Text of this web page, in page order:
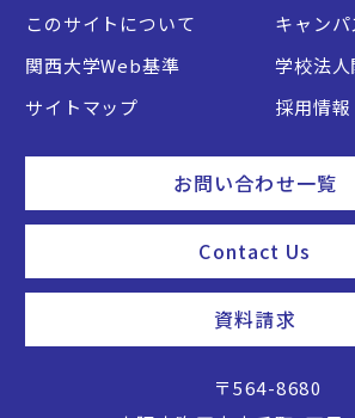
このサイトについて
キャンパ
関西大学Web基準
学校法
サイトマップ
採用情報
お問い合わせ一覧
Contact Us
資料請求
〒564-8680